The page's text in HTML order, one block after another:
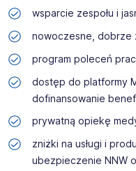
wsparcie zespołu i
nowoczesne, dobrze
program poleceń
dostęp do platformy
dofinansowanie
prywatną opiekę
zniżki na usługi i
ubezpieczenie NNW